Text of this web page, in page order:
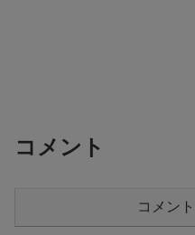
コメント
コメン